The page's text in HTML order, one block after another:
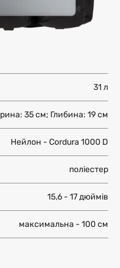
31 л
35 см; Глибина: 19 см
Нейлон - Cordura 1000 D
поліестер
15,6 - 17 дюймів
максимальна - 100 см